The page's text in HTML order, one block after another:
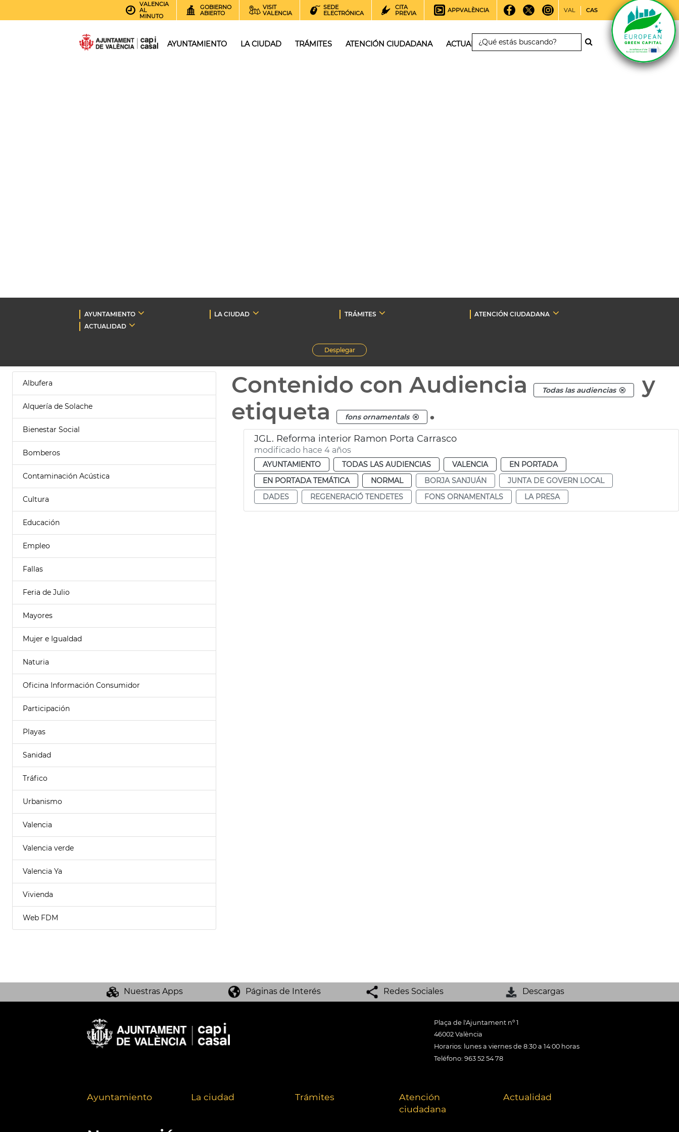
VALENCIA
AL
MINUTO
GOBIERNO
ABIERTO
VISIT
VALENCIA
SEDE
ELECTRÓNICA
CITA
PREVIA
APPVALÈNCIA VAL CAS
AYUNTAMIENTO LA CIUDAD TRÁMITES ATENCIÓN CIUDADANA ACTUALIDAD
AYUNTAMIENTO LA CIUDAD TRÁMITES
ATENCIÓN CIUDADANA
ACTUALIDAD
Desplegar
Albufera
Alquería de Solache
Bienestar Social
Bomberos
Contaminación Acústica
Cultura
Educación
Empleo
Fallas
Feria de Julio
Mayores
Mujer e Igualdad
Naturia
Oficina Información Consumidor
Participación
Playas
Sanidad
Tráfico
Urbanismo
Valencia
Valencia verde
Valencia Ya
Vivienda
Web FDM
Contenido con Audiencia Todas las audiencias
y
etiqueta
fons ornamentals .
JGL. Reforma interior Ramon Porta Carrasco
modificado hace 4 años
AYUNTAMIENTO TODAS LAS AUDIENCIAS VALENCIA
EN PORTADA
EN PORTADA TEMÁTICA
NORMAL BORJA SANJUÁN
JUNTA DE GOVERN LOCAL
DADES
REGENERACIÓ TENDETES FONS ORNAMENTALS LA PRESA
Nuestras Apps Páginas de Interés Redes Sociales Descargas
Plaça de l'Ajuntament nº 1
46002 València
Horarios: lunes a viernes de 8:30 a 14:00 horas
Teléfono: 963 52 54 78
Ayuntamiento La ciudad Trámites
Atención
ciudadana
Actualidad